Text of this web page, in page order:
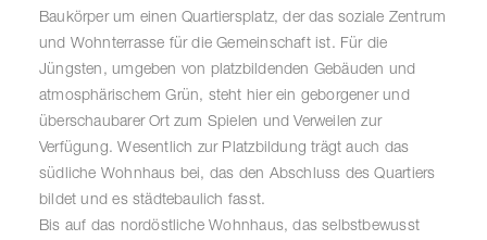
Baukörper um einen Quartiersplatz, der das soziale Zentrum
und Wohnterrasse für die Gemeinschaft ist. Für die
Jüngsten, umgeben von platzbildenden Gebäuden und
atmosphärischem Grün, steht hier ein geborgener und
überschaubarer Ort zum Spielen und Verweilen zur
Verfügung. Wesentlich zur Platzbildung trägt auch das
südliche Wohnhaus bei, das den Abschluss des Quartiers
bildet und es städtebaulich fasst.
Bis auf das nordöstliche Wohnhaus, das selbstbewusst